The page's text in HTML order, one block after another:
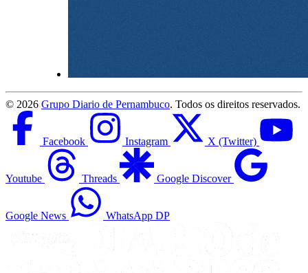
© 2026 Grupo Diario de Pernambuco. Todos os direitos reservados.
Facebook Instagram X (Twitter)
Youtube Threads Google Discover
Google News WhatsApp DP